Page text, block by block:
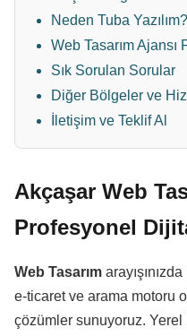
Neden Tuba Yazılım?
Web Tasarım Ajansı
Sık Sorulan Sorular
Diğer Bölgeler ve
İletişim ve Teklif Al
Akçaşar Web
Profesyonel
Web Tasarım
e-ticaret ve arama motoru
çözümler sunuyoruz.